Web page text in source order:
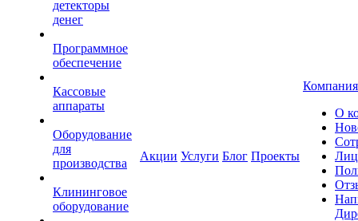
детекторы
денег
Программное
обеспечение
Кассовые
аппараты
Оборудование
для
производства
Клининговое
оборудование
Акции Услуги Блог Проекты
Компания
О